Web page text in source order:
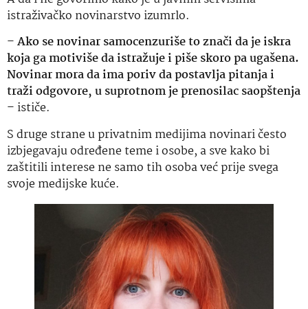
istraživačko novinarstvo izumrlo.
–Ako se novinar samocenzuriše to znači da je iskra
koja ga motiviše da istražuje i piše skoro pa ugašena.
Novinar mora da ima poriv da postavlja pitanja i
traži odgovore, u suprotnom je prenosilac saopštenja
– ističe.
S druge strane u privatnim medijima novinari često
izbjegavaju određene teme i osobe, a sve kako bi
zaštitili interese ne samo tih osoba već prije svega
svoje medijske kuće.